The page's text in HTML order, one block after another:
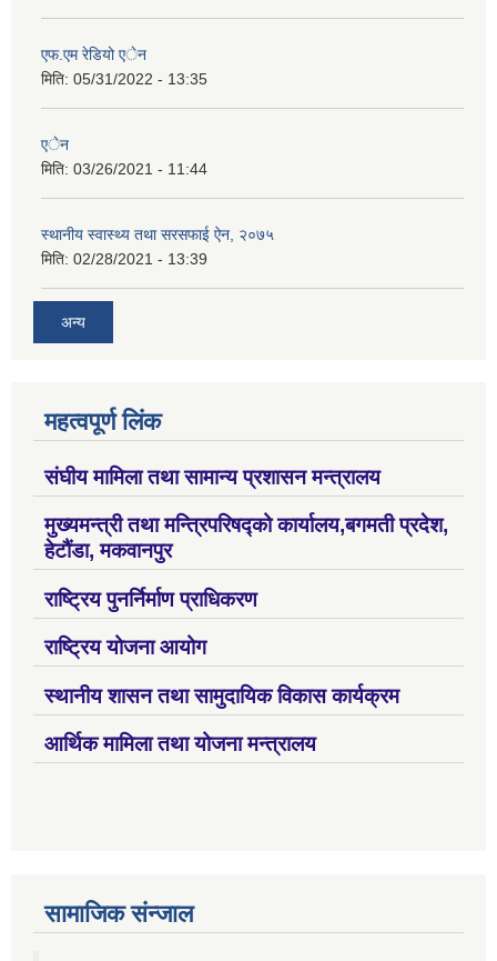
एफ.एम रेडियो एेन
मिति: 05/31/2022 - 13:35
एेन
मिति: 03/26/2021 - 11:44
स्थानीय स्वास्थ्य तथा सरसफाई ऐन, २०७५
मिति: 02/28/2021 - 13:39
अन्य
महत्वपूर्ण लिंक
संघीय मामिला तथा सामान्य प्रशासन मन्त्रालय
मुख्यमन्त्री तथा मन्त्रिपरिषद्को कार्यालय,बगमती प्रदेश,
हेटौंडा, मकवानपुर
राष्ट्रिय पुनर्निर्माण प्राधिकरण
राष्ट्रिय योजना आयोग
स्थानीय शासन तथा सामुदायिक विकास कार्यक्रम
आर्थिक मामिला तथा योजना मन्त्रालय
सामाजिक संन्जाल